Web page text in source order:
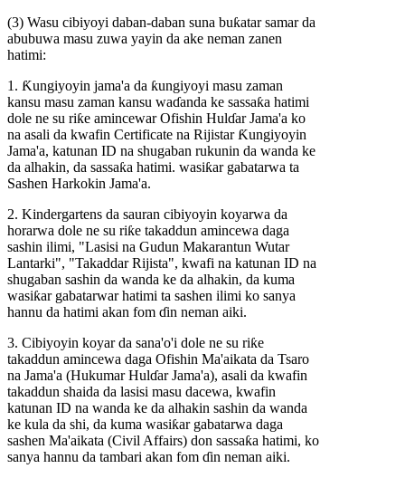
(3) Wasu cibiyoyi daban-daban suna buƙatar samar da
abubuwa masu zuwa yayin da ake neman zanen
hatimi:
1. Ƙungiyoyin jama'a da ƙungiyoyi masu zaman
kansu masu zaman kansu waɗanda ke sassaƙa hatimi
dole ne su riƙe amincewar Ofishin Hulɗar Jama'a ko
na asali da kwafin Certificate na Rijistar Ƙungiyoyin
Jama'a, katunan ID na shugaban rukunin da wanda ke
da alhakin, da sassaƙa hatimi. wasiƙar gabatarwa ta
Sashen Harkokin Jama'a.
2. Kindergartens da sauran cibiyoyin koyarwa da
horarwa dole ne su riƙe takaddun amincewa daga
sashin ilimi, "Lasisi na Gudun Makarantun Wutar
Lantarki", "Takaddar Rijista", kwafi na katunan ID na
shugaban sashin da wanda ke da alhakin, da kuma
wasiƙar gabatarwar hatimi ta sashen ilimi ko sanya
hannu da hatimi akan fom ɗin neman aiki.
3. Cibiyoyin koyar da sana'o'i dole ne su riƙe
takaddun amincewa daga Ofishin Ma'aikata da Tsaro
na Jama'a (Hukumar Hulɗar Jama'a), asali da kwafin
takaddun shaida da lasisi masu dacewa, kwafin
katunan ID na wanda ke da alhakin sashin da wanda
ke kula da shi, da kuma wasiƙar gabatarwa daga
sashen Ma'aikata (Civil Affairs) don sassaƙa hatimi, ko
sanya hannu da tambari akan fom ɗin neman aiki.